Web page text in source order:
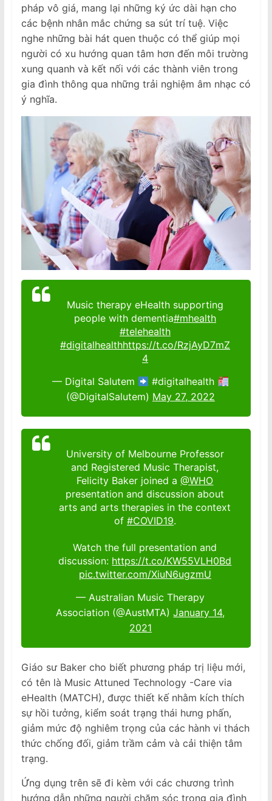
pháp vô giá, mang lại những ký ức dài hạn cho
các bệnh nhân mắc chứng sa sút trí tuệ. Việc
nghe những bài hát quen thuộc có thể giúp mọi
người có xu hướng quan tâm hơn đến môi trường
xung quanh và kết nối với các thành viên trong
gia đình thông qua những trải nghiệm âm nhạc có
ý nghĩa.
Music therapy eHealth supporting
people with dementia#mhealth
#telehealth
#digitalhealthhttps://t.co/RzjAyD7mZ
4
— Digital Salutem
#digitalhealth
(@DigitalSalutem) May 27, 2022
University of Melbourne Professor
and Registered Music Therapist,
Felicity Baker joined a@WHO
presentation and discussion about
arts and arts therapies in the context
of #COVID19.
Watch the full presentation and
discussion: https://t.co/KW55VLH0Bd
pic.twitter.com/XiuN6ugzmU
— Australian Music Therapy
Association (@AustMTA)January 14,
2021
Giáo sư Baker cho biết phương pháp trị liệu mới,
có tên là Music Attuned Technology -Care via
eHealth (MATCH), được thiết kế nhằm kích thích
sự hồi tưởng, kiểm soát trạng thái hưng phấn,
giảm mức độ nghiêm trọng của các hành vi thách
thức chống đối, giảm trầm cảm và cải thiện tâm
trạng.
Ứng dụng trên sẽ đi kèm với các chương trình
hướng dẫn những người chăm sóc trong gia đình